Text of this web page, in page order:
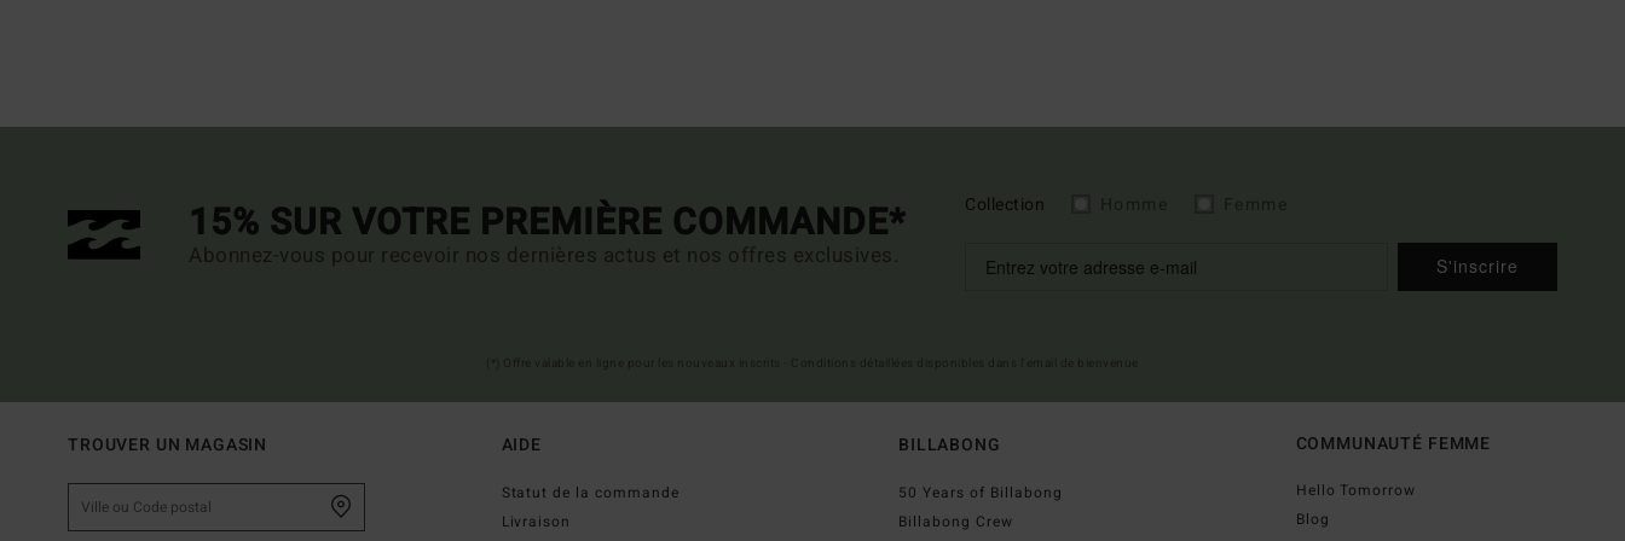
15% SUR VOTRE PREMIÈRE COMMANDE*
Abonnez-vous pour recevoir nos dernières actus et nos offres exclusives.
Collection
S'inscrire
TROUVER UN MAGASIN AIDE
Statut de la commande
Livraison
BILLABONG
50 Years of Billabong
Billabong Crew
COMMUNAUTÉ FEMME
Hello Tomorrow
Blog